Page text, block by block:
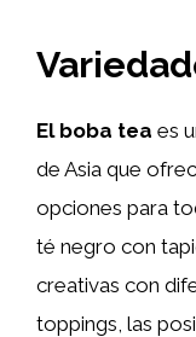
El boba tea es
de Asia que
opciones para
té negro con
creativas con
toppings, las